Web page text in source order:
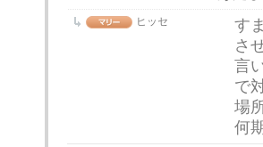
ヒッセ
す
さ
言
で
場
何